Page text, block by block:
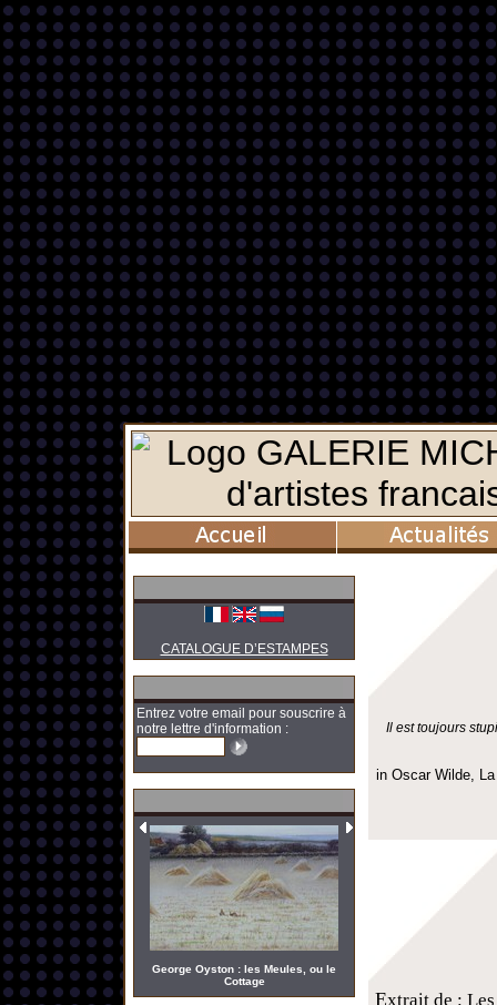
CATALOGUE D’ESTAMPES
Entrez votre email pour souscrire à
notre lettre d'information :
George Oyston : les Meules, ou le
Cottage
Il est toujours
in Oscar Wilde,
Extrait de :